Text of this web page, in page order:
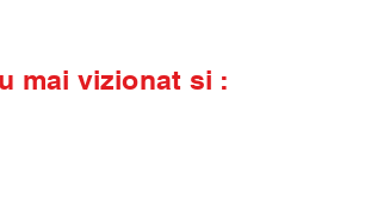
mai vizionat si :